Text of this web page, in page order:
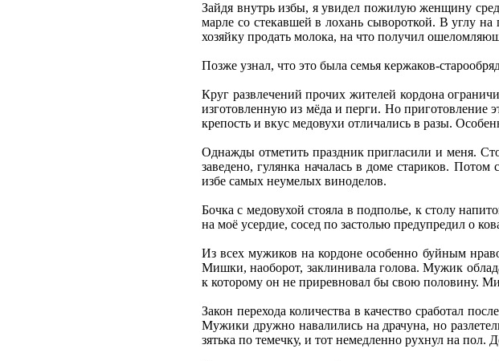
Зайдя внутрь избы, я увидел пожилую женщину
марле со стекавшей в лохань сывороткой. В углу
хозяйку продать молока, на что получил
Позже узнал, что это была семья кержаков-
Круг развлечений прочих жителей кордона
изготовленную из мёда и перги. Но приготовление
крепость и вкус медовухи отличались в разы.
Однажды отметить праздник пригласили и меня.
заведено, гулянка началась в доме стариков.
избе самых неумелых виноделов.
Бочка с медовухой стояла в подполье, к столу
на моё усердие, сосед по застолью предупредил о
Из всех мужиков на кордоне особенно буйным
Мишки, наоборот, заклинивала голова. Мужик
к которому он не приревновал бы свою половину.
Закон перехода количества в качество сработал
Мужики дружно навалились на драчуна, но
зятька по темечку, и тот немедленно рухнул на